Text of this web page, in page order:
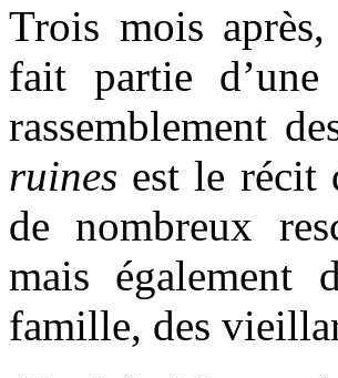
Trois mois
fait partie
rassemblement
ruines est le récit
de nombreux
mais également
famille, des